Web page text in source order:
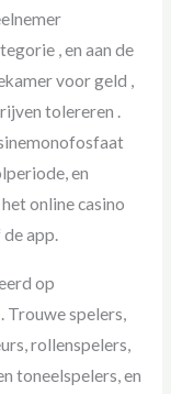
, en aan de
voor geld ,
tolereren .
en
online casino
app.
op
Trouwe spelers,
rollenspelers,
toneelspelers, en